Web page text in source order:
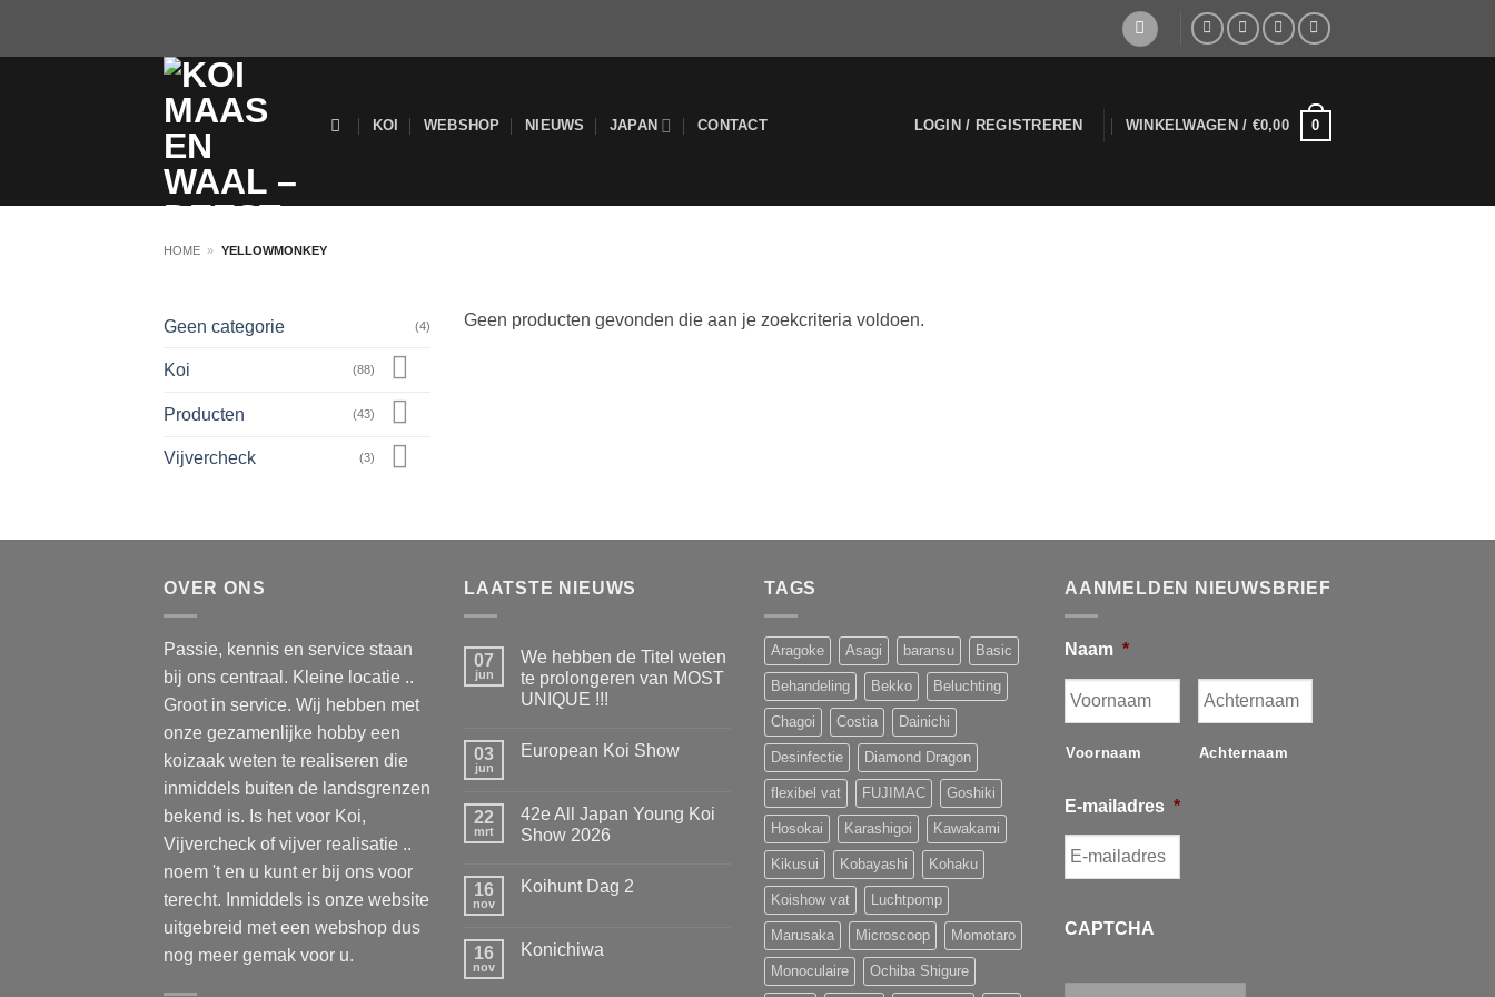
KOI WEBSHOP NIEUWS JAPAN CONTACT LOGIN / REGISTREREN WINKELWAGEN / €0,00 0
HOME » YELLOWMONKEY
Geen categorie (4)
Koi (88)
Producten (43)
Vijvercheck (3)
Geen producten gevonden die aan je zoekcriteria voldoen.
OVER ONS
Passie, kennis en service staan
bij ons centraal. Kleine locatie ..
Groot in service. Wij hebben met
onze gezamenlijke hobby een
koizaak weten te realiseren die
inmiddels buiten de landsgrenzen
bekend is. Is het voor Koi,
Vijvercheck of vijver realisatie ..
noem 't en u kunt er bij ons voor
terecht. Inmiddels is onze website
uitgebreid met een webshop dus
nog meer gemak voor u.
LAATSTE NIEUWS
07
jun
We hebben de Titel weten
te prolongeren van MOST
UNIQUE !!!
op
Titel
weten
te
MOST
UNIQUE
03
jun
European Koi Show
European
Koi
Show
22
mrt
42e All Japan Young Koi
Show 2026
op
Young
Koi
16
nov
Koihunt Dag 2
Koihunt
16
nov
Konichiwa
TAGS
Aragoke Asagi baransu Basic
Behandeling Bekko Beluchting
Chagoi Costia Dainichi
Desinfectie Diamond Dragon
flexibel vat FUJIMAC Goshiki
Hosokai Karashigoi Kawakami
Kikusui Kobayashi Kohaku
Koishow vat Luchtpomp
Marusaka Microscoop Momotaro
Monoculaire Ochiba Shigure
AANMELDEN NIEUWSBRIEF
Naam *
Voornaam Achternaam
E-mailadres *
CAPTCHA